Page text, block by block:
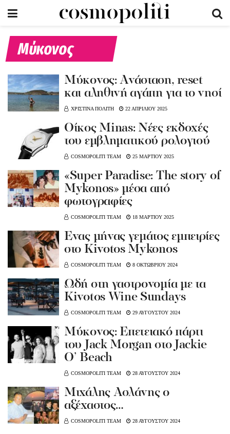
Μύκονος
Μύκονος: Ανάσταση, reset
και αληθινή αγάπη για το νησί
ΧΡΙΣΤΙΝΑ ΠΟΛΙΤΗ 22 ΑΠΡΙΛΙΟΥ 2025
Οίκος Minas: Νέες εκδοχές
του εμβληματικού ρολογιού
COSMOPOLITI TEAM 25 ΜΑΡΤΙΟΥ 2025
«Super Paradise: The story of
Mykonos» μέσα από
φωτογραφίες
COSMOPOLITI TEAM 18 ΜΑΡΤΙΟΥ 2025
Ένας μήνας γεμάτος εμπειρίες
στο Κivotos Mykonos
COSMOPOLITI TEAM 8 ΟΚΤΩΒΡΙΟΥ 2024
Ωδή στη γαστρονομία με τα
Kivotos Wine Sundays
COSMOPOLITI TEAM 29 ΑΥΓΟΥΣΤΟΥ 2024
Μύκονος: Επετειακό πάρτι
του Jack Morgan στο Jackie
O’ Beach
COSMOPOLITI TEAM 28 ΑΥΓΟΥΣΤΟΥ 2024
Μιχάλης Ασλάνης ο
αξέχαστος…
COSMOPOLITI TEAM 28 ΑΥΓΟΥΣΤΟΥ 2024